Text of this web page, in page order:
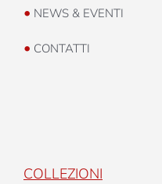
• NEWS & EVENTI
• CONTATTI
COLLEZIONI